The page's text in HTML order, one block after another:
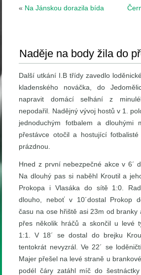
« Na Jánskou dorazila bída
Naděje na body žila do
Další utkání I.B třídy zavedlo
kladenského nováčka, do
napravit domácí selhání z
nepodařil. Nadějný vývoj hostů v 1.
jednoduchým fotbalem a dlouhými
přestávce otočil a hostující
prázdnou.
Hned z první nebezpečné akce v 6´
Na dlouhý pas si naběhl Kroutil a
Prokopa i Vlasáka do sítě 1:0.
dlouho, neboť v 10´dostal Prokop
času na ose hřiště asi 23m od branky
přes několik hráčů a skončil u levé
1:1. V 18´ se dostal do brejku
tentokrát nevyzrál. Ve 22´ se
Majer přešel na levé straně u
podél čáry zatáhl míč do